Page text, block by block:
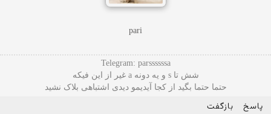
pari
Telegram: parssssssa
شش تا s و یه دونه a غیر از این فیکه
حتما حتما بگید از کجا آیدیمو دیدی اشتباهی بلاک نشید
پاسخ بازگفت